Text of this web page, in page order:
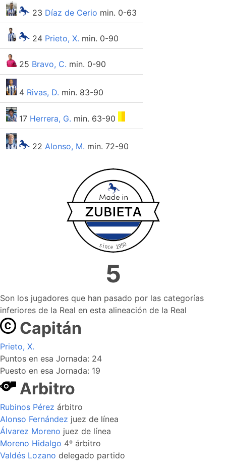
23 Díaz de Cerio min. 0-63
24 Prieto, X. min. 0-90
25 Bravo, C. min. 0-90
4 Rivas, D. min. 83-90
17 Herrera, G. min. 63-90
22 Alonso, M. min. 72-90
5
Son los jugadores que han pasado por las categorías
inferiores de la Real en esta alineación de la Real
Capitán
Prieto, X.
Puntos en esa Jornada: 24
Puesto en esa Jornada: 19
Arbitro
Rubinos Pérez árbitro
Alonso Fernández juez de línea
Álvarez Moreno juez de línea
Moreno Hidalgo 4º árbitro
Valdés Lozano delegado partido